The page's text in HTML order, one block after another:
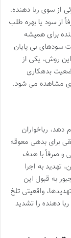
از سوی ربا دهنده،
از سود یا بهره طلب
برای همیشه
سودهای بی پایان
روش، یکی از
بدهکاری
مشاهده می شود.
دهد، رباخواران
برای بدهی معوقه
و صرفاً با هدف
تهدید به اجرا
به قبول این
واقعیتی تلخ
دهنده را تشدید